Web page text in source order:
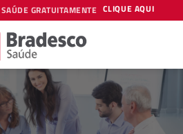
GRATUITAMENTE CLIQUE AQUI